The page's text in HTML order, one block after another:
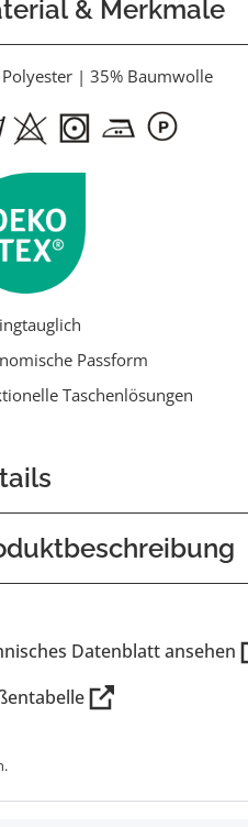
& Merkmale
| 35% Baumwolle
Passform
Taschenlösungen
Datenblatt ansehen